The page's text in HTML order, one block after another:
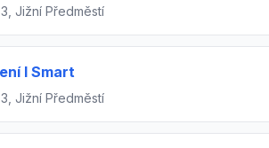
Jižní Předměstí
I Smart
Jižní Předměstí